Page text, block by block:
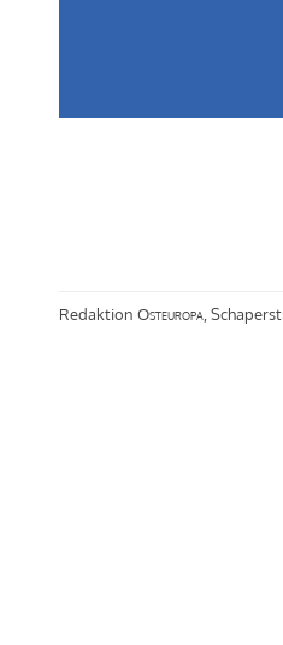
Redaktion Osteuropa,